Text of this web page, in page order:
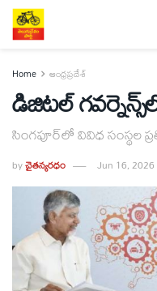
Home ఆంధ్రప్రదేశ్
డిజిటల్
సింగపూర్‌లో వివిధ సంస్థల
byచైతన్యరధం Jun 16,